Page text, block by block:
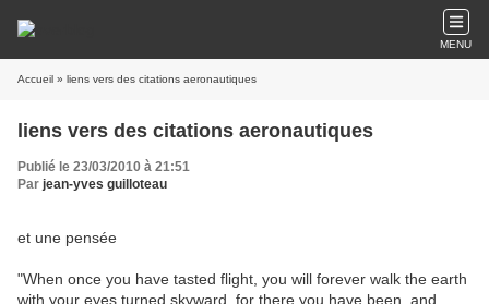
MENU
Accueil » liens vers des citations aeronautiques
liens vers des citations aeronautiques
Publié le 23/03/2010 à 21:51
Par jean-yves guilloteau
et une pensée
"When once you have tasted flight, you will forever walk the earth
with your eyes turned skyward, for there you have been, and